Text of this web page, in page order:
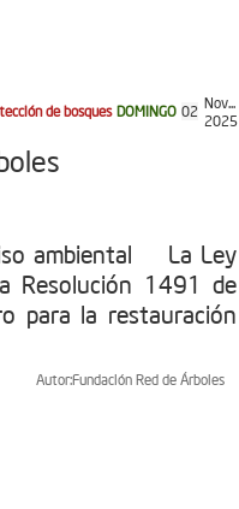
de bosques DOMINGO 02 Nov...
2025
ambiental La Ley
Resolución 1491 de
para la restauración
Autor:Fundación Red de Árboles